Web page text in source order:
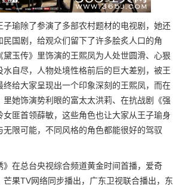
子瑜除了参演了多部农村题材的电视剧，她还
民国剧，给观众们留下了许多脍炙人口的角
玉传》里饰演的王熙凤为人处世圆滑、心狠
自尽，人物处境性格前后的巨大差别，被王
终给大家呈现出一个印象深刻的王熙凤，而在
里她饰演势利眼的富太太洪莉、在抗战剧《强
匪首领薛敏，这些角色也让大家从王子瑜身
无限可能，不同风格的角色都能很好的驾驭
》在总台央视综合频道黄金时间首播，爱奇
芒果TV网络同步播出，广东卫视联合播出，东